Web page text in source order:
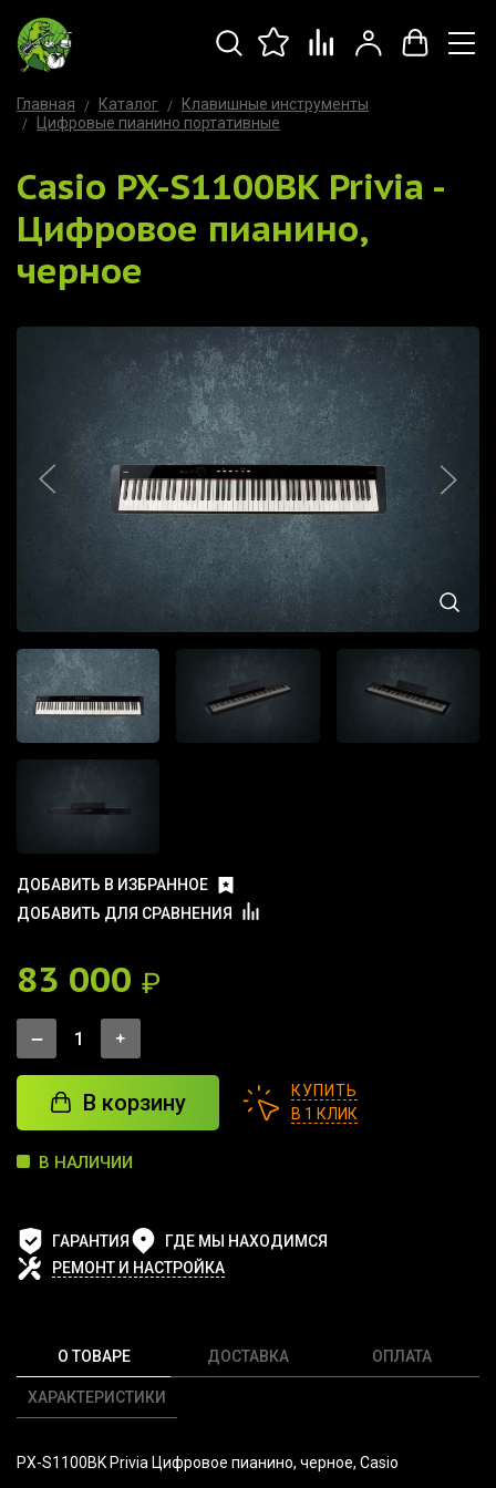
Главная Каталог
Клавишные инструменты
Цифровые пианино портативные
Casio PX-S1100BK Privia -
Цифровое пианино,
черное
ДОБАВИТЬ В ИЗБРАННОЕ
ДОБАВИТЬ ДЛЯ СРАВНЕНИЯ
83 000 ₽
В корзину
КУПИТЬ
В 1 КЛИК
В НАЛИЧИИ
ГАРАНТИЯ
ГДЕ МЫ НАХОДИМСЯ
РЕМОНТ И НАСТРОЙКА
О ТОВАРЕ
ХАРАКТЕРИСТИКИ
ДОСТАВКА ОПЛАТА
PX-S1100BK Privia Цифровое пианино, черное, Casio